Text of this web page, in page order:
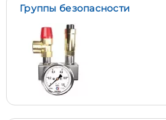
Группы безопасности